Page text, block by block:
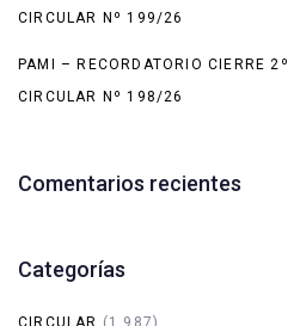
CIRCULAR Nº 199/26
PAMI – RECORDATORIO CIERRE
CIRCULAR Nº 198/26
Comentarios recientes
Categorías